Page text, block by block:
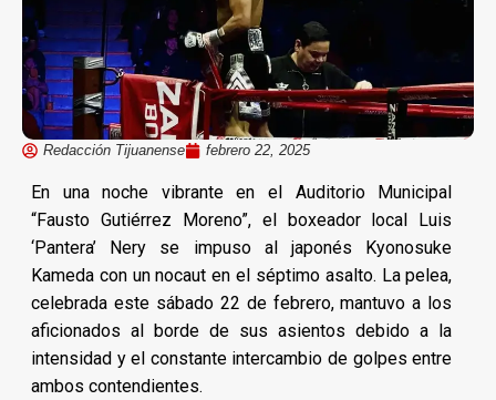
Redacción Tijuanense febrero 22, 2025
En una noche vibrante en el Auditorio Municipal
“Fausto Gutiérrez Moreno”, el boxeador local Luis
‘Pantera’ Nery se impuso al japonés Kyonosuke
Kameda con un nocaut en el séptimo asalto. La pelea,
celebrada este sábado 22 de febrero, mantuvo a los
aficionados al borde de sus asientos debido a la
intensidad y el constante intercambio de golpes entre
ambos contendientes.